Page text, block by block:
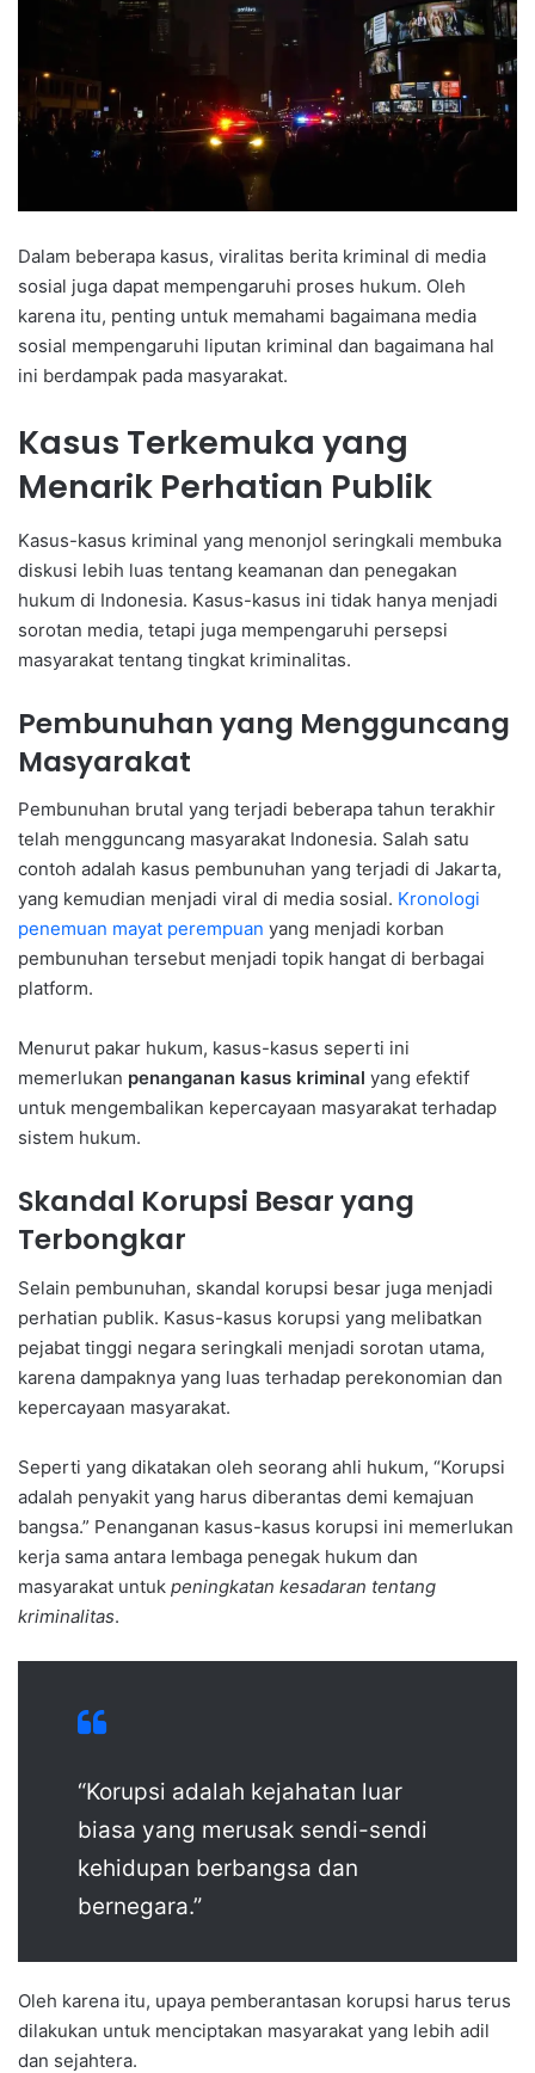
Dalam beberapa kasus, viralitas berita kriminal di media
sosial juga dapat mempengaruhi proses hukum. Oleh
karena itu, penting untuk memahami bagaimana media
sosial mempengaruhi liputan kriminal dan bagaimana hal
ini berdampak pada masyarakat.
Kasus Terkemuka yang
Menarik Perhatian Publik
Kasus-kasus kriminal yang menonjol seringkali membuka
diskusi lebih luas tentang keamanan dan penegakan
hukum di Indonesia. Kasus-kasus ini tidak hanya menjadi
sorotan media, tetapi juga mempengaruhi persepsi
masyarakat tentang tingkat kriminalitas.
Pembunuhan yang Mengguncang
Masyarakat
Pembunuhan brutal yang terjadi beberapa tahun terakhir
telah mengguncang masyarakat Indonesia. Salah satu
contoh adalah kasus pembunuhan yang terjadi di Jakarta,
yang kemudian menjadi viral di media sosial. Kronologi
penemuan mayat perempuan yang menjadi korban
pembunuhan tersebut menjadi topik hangat di berbagai
platform.
Menurut pakar hukum, kasus-kasus seperti ini
memerlukan penanganan kasus kriminal yang efektif
untuk mengembalikan kepercayaan masyarakat terhadap
sistem hukum.
Skandal Korupsi Besar yang
Terbongkar
Selain pembunuhan, skandal korupsi besar juga menjadi
perhatian publik. Kasus-kasus korupsi yang melibatkan
pejabat tinggi negara seringkali menjadi sorotan utama,
karena dampaknya yang luas terhadap perekonomian dan
kepercayaan masyarakat.
Seperti yang dikatakan oleh seorang ahli hukum, “Korupsi
adalah penyakit yang harus diberantas demi kemajuan
bangsa.” Penanganan kasus-kasus korupsi ini memerlukan
kerja sama antara lembaga penegak hukum dan
masyarakat untuk peningkatan kesadaran tentang
kriminalitas.
“Korupsi adalah kejahatan luar
biasa yang merusak sendi-sendi
kehidupan berbangsa dan
bernegara.”
Oleh karena itu, upaya pemberantasan korupsi harus terus
dilakukan untuk menciptakan masyarakat yang lebih adil
dan sejahtera.